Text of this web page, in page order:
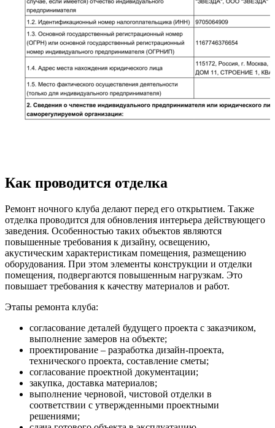
Как проводится отделка
Ремонт ночного клуба делают перед его открытием. Также
отделка проводится для обновления интерьера действующего
заведения. Особенностью таких объектов являются
повышенные требования к дизайну, освещению,
акустическим характеристикам помещения, размещению
оборудования. При этом элементы конструкции и отделки
помещения, подвергаются повышенным нагрузкам. Это
повышает требования к качеству материалов и работ.
Этапы ремонта клуба:
согласование деталей будущего проекта с заказчиком,
выполнение замеров на объекте;
проектирование – разработка дизайн-проекта,
технического проекта, составление сметы;
согласование проектной документации;
закупка, доставка материалов;
выполнение черновой, чистовой отделки в
соответствии с утвержденными проектными
решениями;